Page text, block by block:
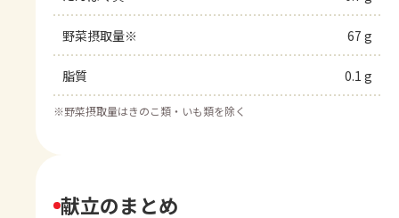
野菜摂取量※ 67 g
脂質 0.1 g
※野菜摂取量はきのこ類・いも類を除く
献立のまとめ